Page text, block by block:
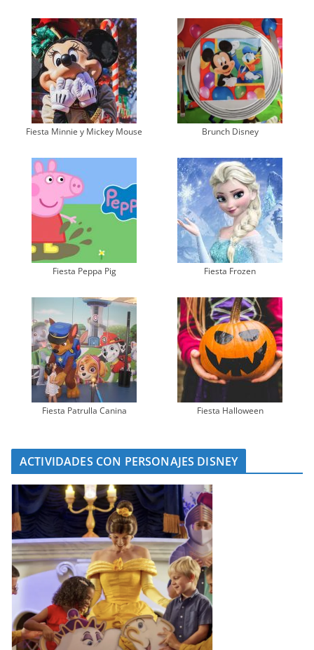
Fiesta Minnie y Mickey Mouse Brunch Disney
Fiesta Peppa Pig Fiesta Frozen
Fiesta Patrulla Canina Fiesta Halloween
ACTIVIDADES CON PERSONAJES DISNEY